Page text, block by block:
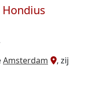
Amsterdam
, zij